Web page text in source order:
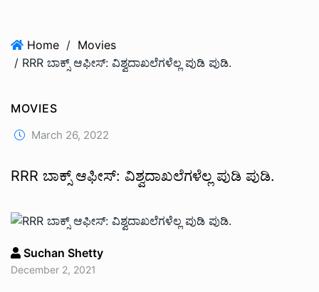
Home / Movies
/ RRR ಬಾಕ್ಸ್ ಆಫೀಸ್: ವಿಶ್ವದಾಖಲೆಗಳೆಲ್ಲ ಪುಡಿ ಪುಡಿ.
MOVIES
March 26, 2022
RRR ಬಾಕ್ಸ್ ಆಫೀಸ್: ವಿಶ್ವದಾಖಲೆಗಳೆಲ್ಲ ಪುಡಿ ಪುಡಿ.
Suchan Shetty
December 2, 2021